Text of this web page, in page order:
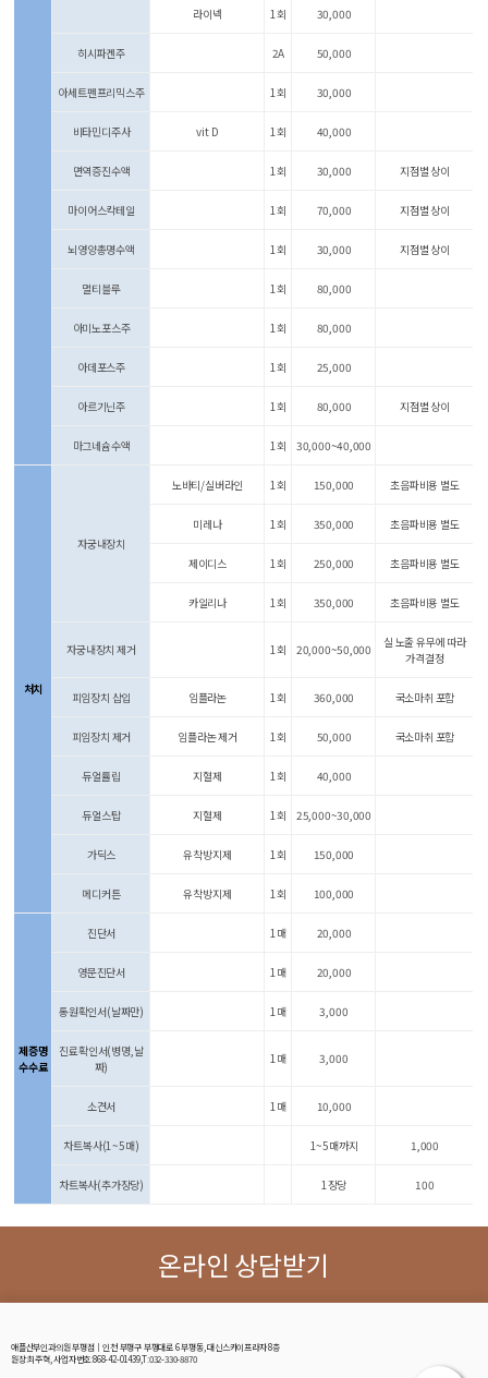
라이넥 1회 30,000
히시파겐주 2A 50,000
아세트펜프리믹스주 1회 30,000
비타민디주사 vit D 1회 40,000
면역증진수액 1회 30,000 지점별 상이
마이어스칵테일 1회 70,000 지점별 상이
뇌영양총명수액 1회 30,000 지점별 상이
멀티블루 1회 80,000
아미노포스주 1회 80,000
아데포스주 1회 25,000
아르기닌주 1회 80,000 지점별 상이
마그네슘수액 1회 30,000~40,000
처치
자궁내장치
노바티/실버라인 1회 150,000 초음파비용 별도
미레나 1회 350,000 초음파비용 별도
제이디스 1회 250,000 초음파비용 별도
카일리나 1회 350,000 초음파비용 별도
자궁내장치 제거 1회 20,000~50,000
실 노출 유무에 따라
가격결정
피임장치 삽입 임플라논 1회 360,000 국소마취 포함
피임장치 제거 임플라논 제거 1회 50,000 국소마취 포함
듀얼튤립 지혈제 1회 40,000
듀얼스탑 지혈제 1회 25,000~30,000
가딕스 유착방지제 1회 150,000
메디커튼 유착방지제 1회 100,000
제증명
수수료
진단서 1매 20,000
영문진단서 1매 20,000
통원확인서(날짜만) 1매 3,000
진료확인서(병명,날
짜)
1매 3,000
소견서 1매 10,000
차트복사(1~5매) 1~5매까지 1,000
차트복사(추가장당) 1장당 100
온라인 상담받기
애플산부인과의원 부평점│인천 부평구 부평대로 6 부평동, 대신스카이프라자 8층
원장:최주혁, 사업자번호:868-42-01439,T:032-330-8870